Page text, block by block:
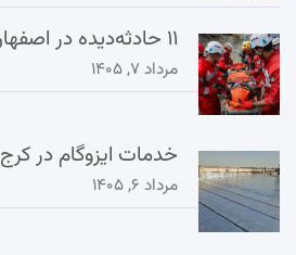
۱۱ حادثه‌دیده در اصفهان امدادرسانی شدند
مرداد ۷, ۱۴۰۵
خدمات ایزوگام در کرج
مرداد ۶, ۱۴۰۵